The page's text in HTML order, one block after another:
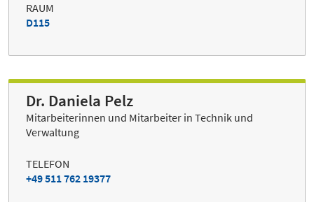
RAUM
D115
Dr. Daniela Pelz
Mitarbeiterinnen und Mitarbeiter in Technik und
Verwaltung
TELEFON
+49 511 762 19377